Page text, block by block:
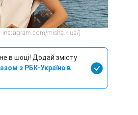
misha.k.ua/)
не в шоці! Додай змісту
з РБК-Україна в